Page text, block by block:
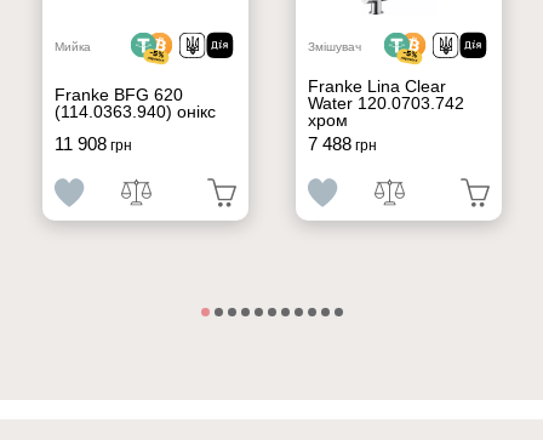
Мийка
Franke BFG 620
(114.0363.940) онікс
11 908грн
Змішувач
Franke Lina Clear
Water 120.0703.742
хром
7 488грн